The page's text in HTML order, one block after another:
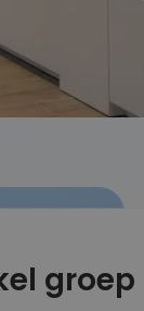
groep